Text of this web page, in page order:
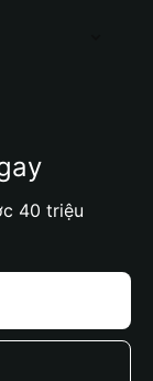
40 triệu